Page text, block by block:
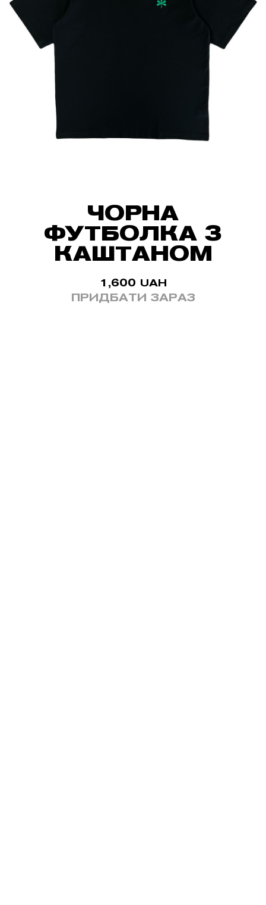
ЧОРНА
ФУТБОЛКА З
КАШТАНОМ
1,600 UAH
ПРИДБАТИ ЗАРАЗ